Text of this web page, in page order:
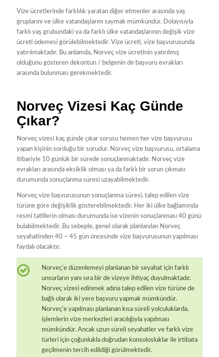
Vize ücretlerinde farklılık yaratan diğer etmenler arasında yaş
gruplarını ve ülke vatandaşlarını saymak mümkündür. Dolayısıyla
farklı yaş grubundaki ya da farklı ülke vatandaşlarının değişik vize
ücreti ödemesi görülebilmektedir. Vize ücreti, vize başvurusunda
yatırılmaktadır. Bu anlamda, Norveç vize ücretinin yatırılmış
olduğunu gösteren dekontun / belgenin de başvuru evrakları
arasında bulunması gerekmektedir.
Norveç Vizesi Kaç Günde
Çıkar?
Norveç vizesi kaç günde çıkar sorusu hemen her vize başvurusu
yapan kişinin sorduğu bir sorudur. Norveç vize başvurusu, ortalama
itibariyle 10 günlük bir sürede sonuçlanmaktadır. Norveç vize
evrakları arasında eksiklik olması ya da farklı bir sorun çıkması
durumunda sonuçlanma süresi uzayabilmektedir.
Norveç vize başvurusunun sonuçlanma süresi, talep edilen vize
türüne göre değişiklik gösterebilmektedir. Her iki ülke bağlamında
resmi tatillerin olması durumunda ise vizenin sonuçlanması 40 günü
bulabilmektedir. Bu sebeple, genel olarak planlanılan Norveç
seyahatinden 40 – 45 gün öncesinde vize başvurusunun yapılması
faydalı olacaktır.
Norveç’e düzenlemeyi planlanan bir seyahat için farklı
unsurların yanı sıra bir de vizeye ihtiyaç duyulmaktadır.
Norveç vizesi edinmek adına talep edilen vize türüne de
bağlı olarak iki yere başvuru yapmak mümkündür.
Norveç’e yapılması planlanan kısa süreli yolculuklarda,
işlemlerin vize merkezleri aracılığıyla yapılması
mümkündür. Ancak uzun süreli seyahatler ve farklı vize
türleri için çoğunlukla doğrudan konsolosluklar ile irtibata
geçilmenin tercih edildiği görülmektedir.